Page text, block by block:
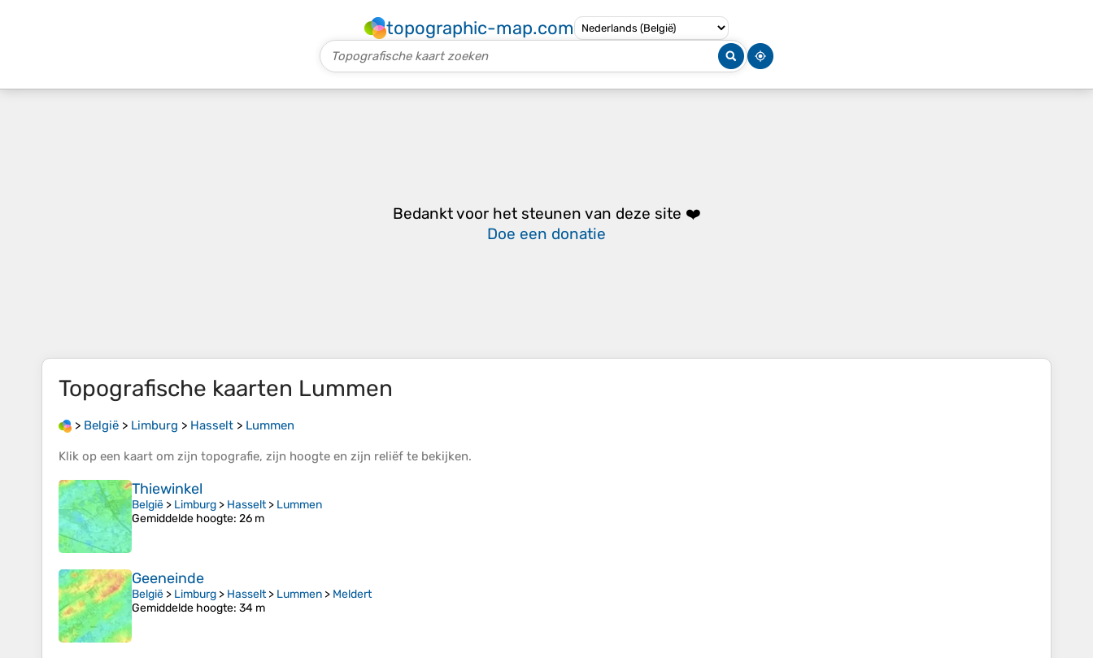
topographic-map.com
Bedankt voor het steunen van deze site ❤️
Doe een donatie
Topografische kaarten Lummen
> België > Limburg > Hasselt > Lummen
Klik op een kaart om zijn topografie, zijn hoogte en zijn reliëf te bekijken.
Thiewinkel
België > Limburg > Hasselt> Lummen
Gemiddelde hoogte: 26 m
Geeneinde
België > Limburg > Hasselt> Lummen > Meldert
Gemiddelde hoogte: 34 m